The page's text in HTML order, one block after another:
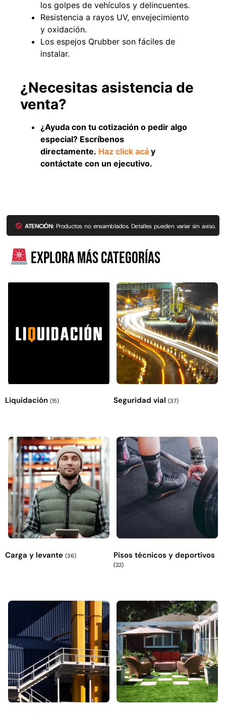
los golpes de vehículos y delincuentes.
Resistencia a rayos UV, envejecimiento
y oxidación.
Los espejos Qrubber son fáciles de
instalar.
¿Necesitas asistencia de
venta?
¿Ayuda con tu cotización o pedir algo
especial? Escríbenos
directamente. Haz click acá y
contáctate con un ejecutivo.
ATENCIÓN:Productos no ensamblados. Detalles pueden variar sin aviso.
Explora más categorías
Liquidación (15) Seguridad vial (37)
Carga y levante (36) Pisos técnicos y deportivos
(22)
Empaquetadura 3/16"
4.8mm neopreno con 1 tela
$803.797